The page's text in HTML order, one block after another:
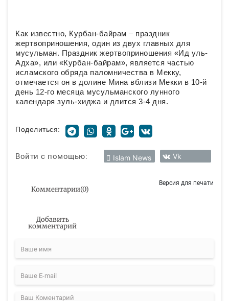
Как известно, Курбан-байрам – праздник
жертвоприношения, один из двух главных для
мусульман. Праздник жертвоприношения «Ид уль-
Адха», или «Курбан-байрам», является частью
исламского обряда паломничества в Мекку,
отмечается он в долине Мина вблизи Мекки в 10-й
день 12-го месяца мусульманского лунного
календаря зуль-хиджа и длится 3-4 дня.
Поделиться:
Войти с помощью: Islam News Vk
Комментарии(0)
Версия для печати
Добавить
комментарий